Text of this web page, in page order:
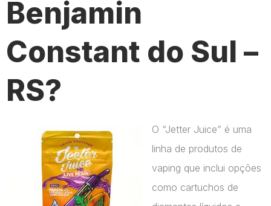
Benjamin
Constant do Sul –
RS?
O “Jetter Juice” é uma
linha de produtos de
vaping que inclui opções
como cartuchos de